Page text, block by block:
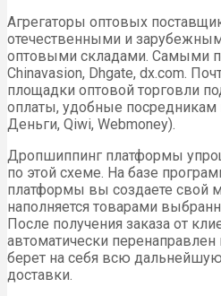
Агрегаторы оптовых
отечественными и
оптовыми складами. Самыми
Chinavasion, Dhgate, dx.com.
площадки оптовой торговли
оплаты, удобные посредникам
Деньги, Qiwi, Webmoney).
Дропшиппинг платформы
по этой схеме. На базе
платформы вы создаете свой
наполняется товарами
После получения заказа от
автоматически
берет на себя всю
доставки.